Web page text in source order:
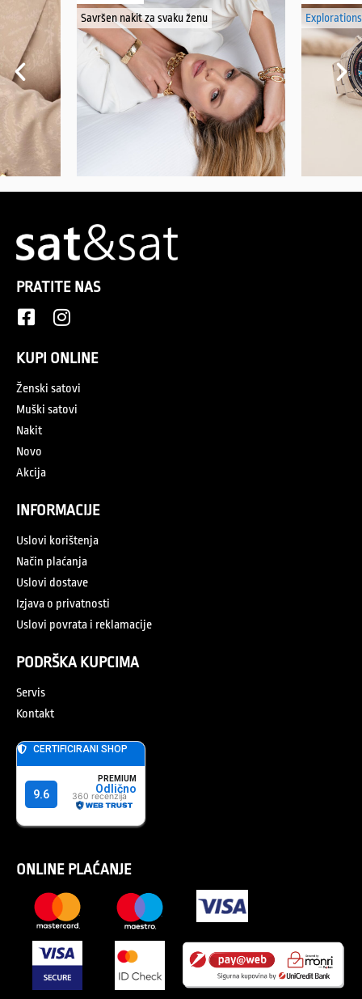
Savršen nakit za svaku ženu
PRATITE NAS
KUPI ONLINE
Ženski satovi
Muški satovi
Nakit
Novo
Akcija
INFORMACIJE
Uslovi korištenja
Način plaćanja
Uslovi dostave
Izjava o privatnosti
Uslovi povrata i reklamacije
PODRŠKA KUPCIMA
Servis
Kontakt
ONLINE PLAĆANJE